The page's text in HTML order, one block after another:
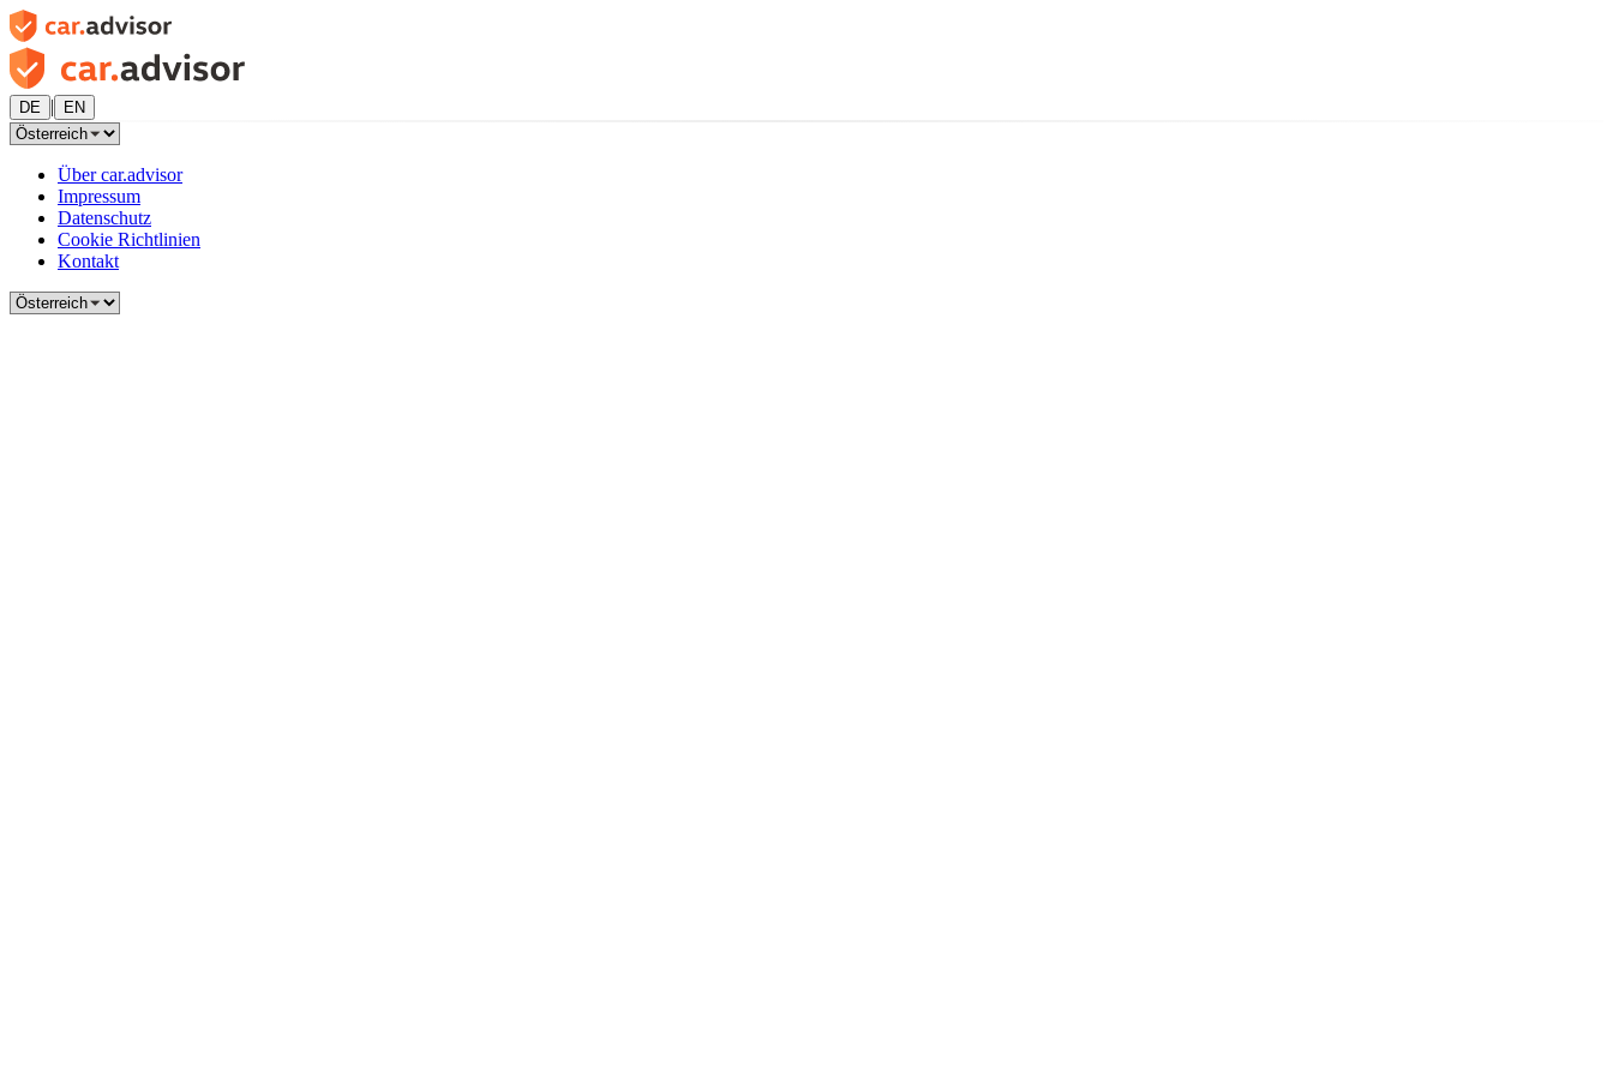
DE | EN
Über car.advisor
Impressum
Datenschutz
Cookie Richtlinien
Kontakt